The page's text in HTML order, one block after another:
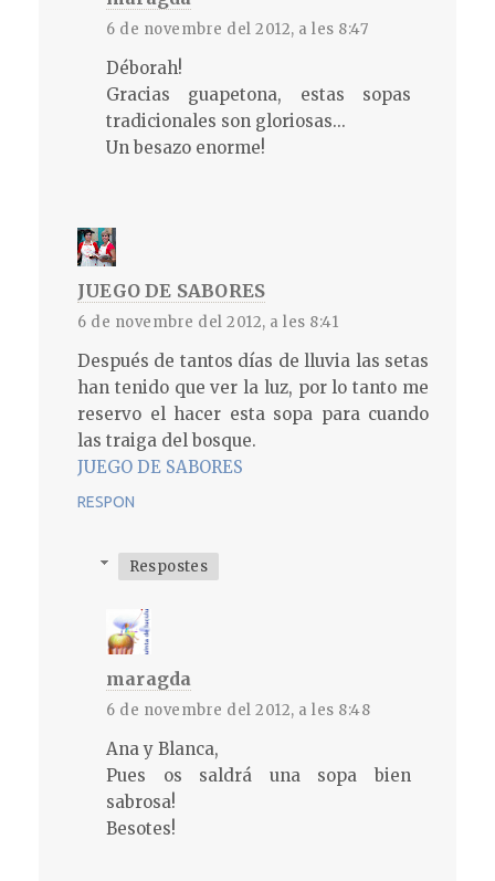
6 de novembre del 2012, a les 8:47
Déborah!
Gracias guapetona, estas sopas
tradicionales son gloriosas...
Un besazo enorme!
JUEGO DE SABORES
6 de novembre del 2012, a les 8:41
Después de tantos días de lluvia las setas
han tenido que ver la luz, por lo tanto me
reservo el hacer esta sopa para cuando
las traiga del bosque.
JUEGO DE SABORES
RESPON
Respostes
maragda
6 de novembre del 2012, a les 8:48
Ana y Blanca,
Pues os saldrá una sopa bien
sabrosa!
Besotes!